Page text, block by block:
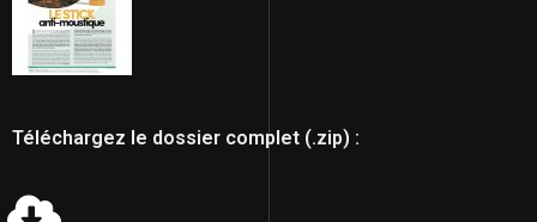
Téléchargez le dossier complet (.zip) :